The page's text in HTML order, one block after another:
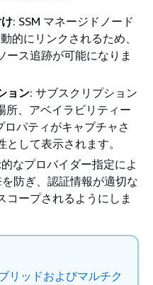
: SSM マネージドノード
的にリンクされるため、
ース追跡が可能になりま
ョン: サブスクリプション
所、アベイラビリティー
パティがキャプチャさ
して表示されます。
なプロバイダー指定によ
防ぎ、認証情報が適切な
コープされるようにしま
リッドおよびマルチク